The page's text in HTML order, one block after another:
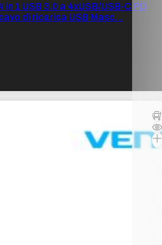
in 1 USB 3.0 a 4xUSB/USB-C PD
di ricarica USB Masc…